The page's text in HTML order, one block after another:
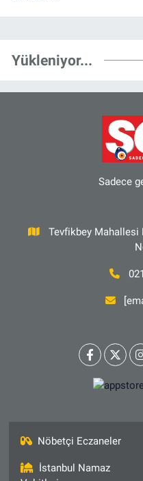
Yükleniyor...
Sadece
Tevfikbey Mahallesi
Nöbetçi Eczaneler
İstanbul Namaz